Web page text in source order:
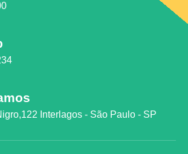
Interlagos - São Paulo - SP